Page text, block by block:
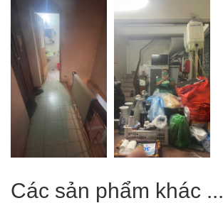
Các sản phẩm khác ...